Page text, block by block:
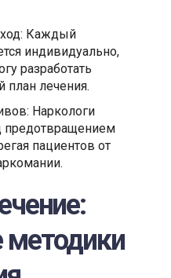
Каждый
индивидуально,
разработать
план лечения.
Наркологи
предотвращением
пациентов от